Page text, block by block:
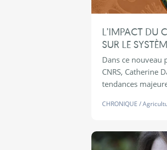
L’IMPACT DU
SUR LE
Dans ce nouveau
CNRS, Catherine
tendances
CHRONIQUE /